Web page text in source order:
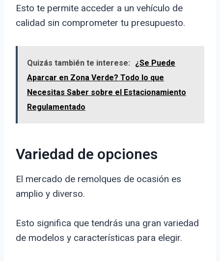
Esto te permite acceder a un vehículo de
calidad sin comprometer tu presupuesto.
Quizás también te interese:
¿Se Puede
Aparcar en Zona Verde? Todo lo que
Necesitas Saber sobre el Estacionamiento
Regulamentado
Variedad de opciones
El mercado de remolques de ocasión es
amplio y diverso.
Esto significa que tendrás una gran variedad
de modelos y características para elegir.